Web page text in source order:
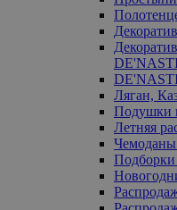
Ляган,
Подушки
Летняя
Чемоданы
Подборки